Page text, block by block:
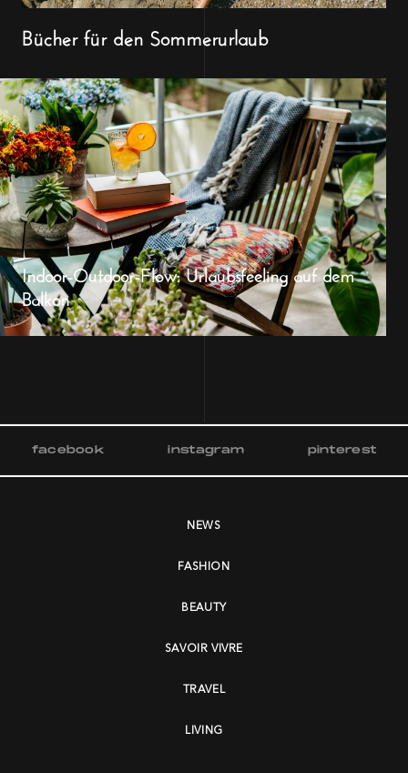
Bücher für den Sommerurlaub
Indoor-Outdoor-Flow: Urlaubsfeeling auf dem
Balkon
facebook instagram pinterest
NEWS
FASHION
BEAUTY
SAVOIR VIVRE
TRAVEL
LIVING